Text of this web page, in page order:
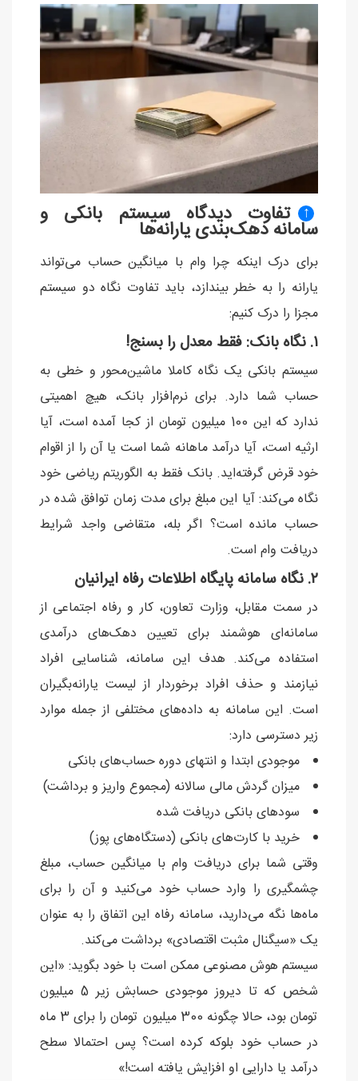
↑ تفاوت دیدگاه سیستم بانکی و
سامانه دهک‌بندی یارانه‌ها
برای درک اینکه چرا وام با میانگین حساب می‌تواند
یارانه را به خطر بیندازد، باید تفاوت نگاه دو سیستم
مجزا را درک کنیم:
۱. نگاه بانک: فقط معدل را بسنج!
سیستم بانکی یک نگاه کاملا ماشین‌محور و خطی به
حساب شما دارد. برای نرم‌افزار بانک، هیچ اهمیتی
ندارد که این 100 میلیون تومان از کجا آمده است، آیا
ارثیه است، آیا درآمد ماهانه شما است یا آن را از اقوام
خود قرض گرفته‌اید. بانک فقط به الگوریتم ریاضی خود
نگاه می‌کند: آیا این مبلغ برای مدت زمان توافق شده در
حساب مانده است؟ اگر بله، متقاضی واجد شرایط
دریافت وام است.
۲. نگاه سامانه پایگاه اطلاعات رفاه ایرانیان
در سمت مقابل، وزارت تعاون، کار و رفاه اجتماعی از
سامانه‌ای هوشمند برای تعیین دهک‌های درآمدی
استفاده می‌کند. هدف این سامانه، شناسایی افراد
نیازمند و حذف افراد برخوردار از لیست یارانه‌بگیران
است. این سامانه به داده‌های مختلفی از جمله موارد
زیر دسترسی دارد:
موجودی ابتدا و انتهای دوره حساب‌های بانکی
میزان گردش مالی سالانه (مجموع واریز و برداشت)
سودهای بانکی دریافت شده
خرید با کارت‌های بانکی (دستگاه‌های پوز)
وقتی شما برای دریافت وام با میانگین حساب، مبلغ
چشمگیری را وارد حساب خود می‌کنید و آن را برای
ماه‌ها نگه می‌دارید، سامانه رفاه این اتفاق را به عنوان
یک «سیگنال مثبت اقتصادی» برداشت می‌کند.
سیستم هوش مصنوعی ممکن است با خود بگوید: «این
شخص که تا دیروز موجودی حسابش زیر 5 میلیون
تومان بود، حالا چگونه 300 میلیون تومان را برای 3 ماه
در حساب خود بلوکه کرده است؟ پس احتمالا سطح
درآمد یا دارایی او افزایش یافته است!»